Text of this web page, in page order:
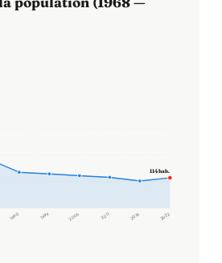
1990 1999 2006 2011 2016 2022
114 hab.